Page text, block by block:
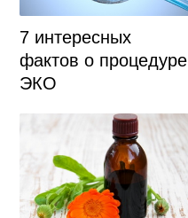
7 интересных
фактов о процедуре
ЭКО